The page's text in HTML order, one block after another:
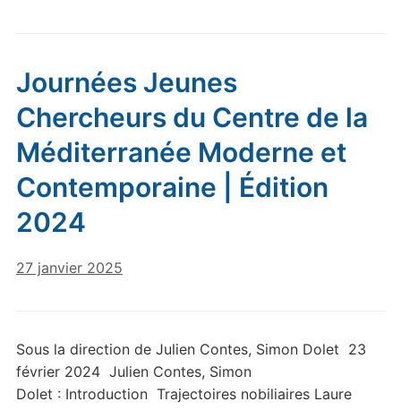
Journées Jeunes
Chercheurs du Centre de la
Méditerranée Moderne et
Contemporaine | Édition
2024
27 janvier 2025
Sous la direction de Julien Contes, Simon Dolet 23
février 2024 Julien Contes, Simon
Dolet : Introduction Trajectoires nobiliaires Laure